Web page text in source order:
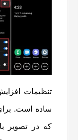
تنظیمات
ساده است.
که در تصویر